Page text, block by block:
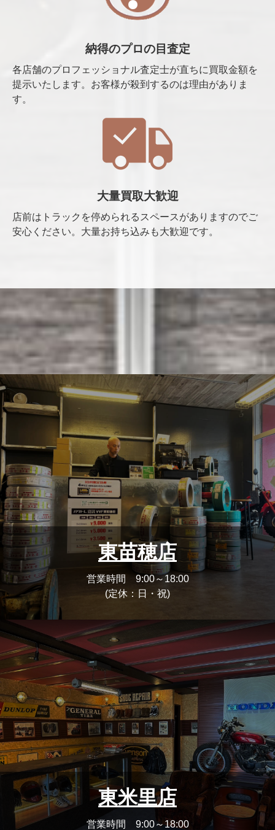
納得のプロの目査定
各店舗のプロフェッショナル査定士が直ちに買取金額を
提示いたします。お客様が殺到するのは理由がありま
す。
大量買取大歓迎
店前はトラックを停められるスペースがありますのでご
安心ください。大量お持ち込みも大歓迎です。
東苗穂店
営業時間 9:00～18:00
(定休：日・祝)
東米里店
営業時間 9:00～18:00